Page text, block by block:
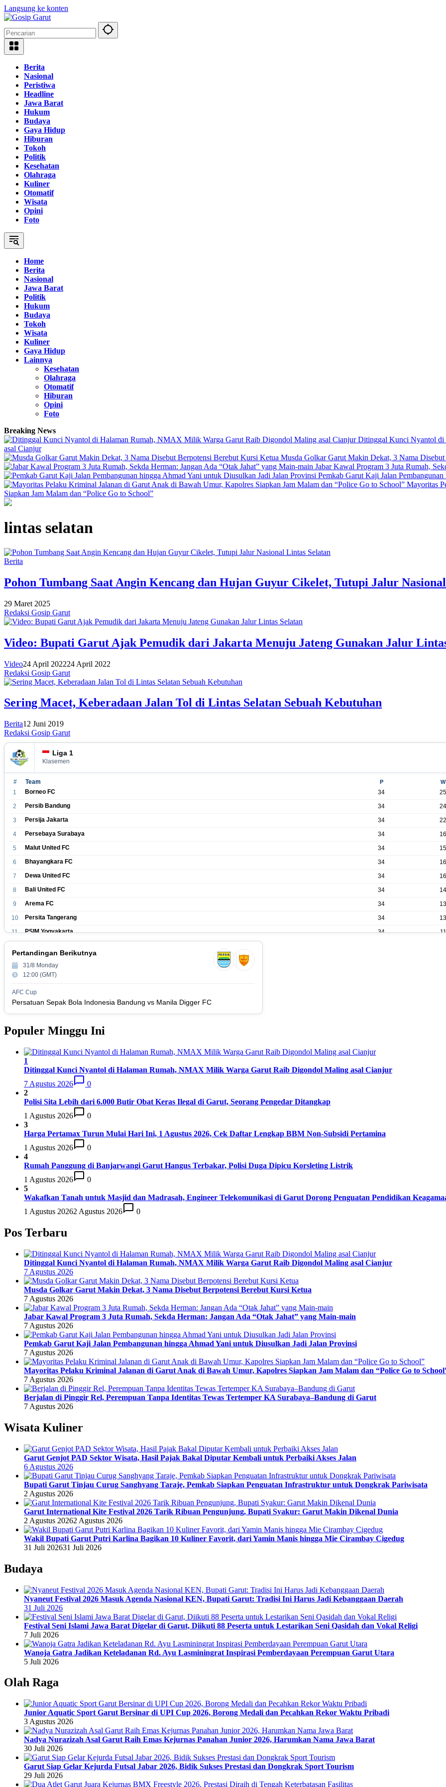
Langsung ke konten
Berita
Nasional
Peristiwa
Headline
Jawa Barat
Hukum
Budaya
Gaya Hidup
Hiburan
Tokoh
Politik
Kesehatan
Olahraga
Kuliner
Otomatif
Wisata
Opini
Foto
Home
Berita
Nasional
Jawa Barat
Politik
Hukum
Budaya
Tokoh
Wisata
Kuliner
Gaya Hidup
Lainnya
Kesehatan
Olahraga
Otomatif
Hiburan
Opini
Foto
Breaking News
Ditinggal Kunci Nyantol
asal Cianjur
Musda Golkar Garut Makin Dekat, 3 Nama
Jabar Kawal Program 3 Juta Rumah,
Pemkab Garut Kaji Jalan
Mayoritas
Siapkan Jam Malam dan “Police Go to School”
lintas selatan
Berita
Pohon Tumbang Saat Angin Kencang dan Hujan Guyur Cikelet, Tutupi Jalur
29 Maret 2025
Redaksi Gosip Garut
Video: Bupati Garut Ajak Pemudik dari Jakarta Menuju Jateng Gunakan Jalur
Video24 April 202224 April 2022
Redaksi Gosip Garut
Sering Macet, Keberadaan Jalan Tol di Lintas Selatan Sebuah Kebutuhan
Berita12 Juni 2019
Redaksi Gosip Garut
Liga 1
Klasemen
# Team P W
1 Borneo FC 34
25
2
Persib Bandung 34
24
3
Persija Jakarta 34
22
4
Persebaya Surabaya 34
16
5
Malut United FC 34
15
6
Bhayangkara FC 34
16
7
Dewa United FC 34
16
8
Bali United FC 34
14
9
Arema FC 34
13
10
Persita Tangerang 34
13
11
PSIM Yogyakarta 34
11
14
Madura United FC
16
Persis Solo
17
Semen Padang FC
18
PSBS Biak
Pertandingan Berikutnya
31/8 Monday
12:00 (GMT)
AFC Cup
Persatuan Sepak Bola Indonesia Bandung vs Manila Digger FC
Populer Minggu Ini
1
Ditinggal Kunci Nyantol di Halaman Rumah, NMAX Milik Warga Garut Raib Digondol Maling asal Cianjur
7 Agustus 2026
0
2
Polisi Sita Lebih dari 6.000 Butir Obat Keras Ilegal di Garut, Seorang Pengedar Ditangkap
1 Agustus 2026
0
3
Harga Pertamax Turun Mulai Hari Ini, 1 Agustus 2026, Cek Daftar Lengkap BBM Non-Subsidi Pertamina
1 Agustus 2026
0
4
Rumah Panggung di Banjarwangi Garut Hangus Terbakar, Polisi Duga Dipicu Korsleting Listrik
1 Agustus 2026
0
5
Wakafkan Tanah untuk Masjid dan Madrasah, Engineer Telekomunikasi di Garut Dorong Penguatan Pendidikan
1 Agustus 20262 Agustus 2026 0
Pos Terbaru
Ditinggal Kunci Nyantol di Halaman Rumah, NMAX Milik Warga Garut Raib Digondol Maling asal Cianjur
7 Agustus 2026
Musda Golkar Garut Makin Dekat, 3 Nama Disebut Berpotensi Berebut Kursi Ketua
7 Agustus 2026
Jabar Kawal Program 3 Juta Rumah, Sekda Herman: Jangan Ada “Otak Jahat” yang Main-main
7 Agustus 2026
Pemkab Garut Kaji Jalan Pembangunan hingga Ahmad Yani untuk Diusulkan Jadi Jalan Provinsi
7 Agustus 2026
Mayoritas Pelaku Kriminal Jalanan di Garut Anak di Bawah Umur, Kapolres Siapkan Jam Malam dan “Police Go to
7 Agustus 2026
Berjalan di Pinggir Rel, Perempuan Tanpa Identitas Tewas Tertemper KA Surabaya–Bandung di Garut
7 Agustus 2026
Wisata Kuliner
Garut Genjot PAD Sektor Wisata, Hasil Pajak Bakal Diputar Kembali untuk Perbaiki Akses Jalan
6 Agustus 2026
Bupati Garut Tinjau Curug Sanghyang Taraje, Pemkab Siapkan Penguatan Infrastruktur untuk Dongkrak Pariwisata
2 Agustus 2026
Garut International Kite Festival 2026 Tarik Ribuan Pengunjung, Bupati Syakur: Garut Makin Dikenal Dunia
2 Agustus 20262 Agustus 2026
Wakil Bupati Garut Putri Karlina Bagikan 10 Kuliner Favorit, dari Yamin Manis hingga Mie Cirambay Cigedug
31 Juli 202631 Juli 2026
Budaya
Nyaneut Festival 2026 Masuk Agenda Nasional KEN, Bupati Garut: Tradisi Ini Harus Jadi Kebanggaan Daerah
31 Juli 2026
Festival Seni Islami Jawa Barat Digelar di Garut, Diikuti 88 Peserta untuk Lestarikan Seni Qasidah dan Vokal Religi
7 Juli 2026
Wanoja Gatra Jadikan Keteladanan Rd. Ayu Lasminingrat Inspirasi Pemberdayaan Perempuan Garut Utara
5 Juli 2026
Olah Raga
Junior Aquatic Sport Garut Bersinar di UPI Cup 2026, Borong Medali dan Pecahkan Rekor Waktu Pribadi
3 Agustus 2026
Nadya Nurazizah Asal Garut Raih Emas Kejurnas Panahan Junior 2026, Harumkan Nama Jawa Barat
30 Juli 2026
Garut Siap Gelar Kejurda Futsal Jabar 2026, Bidik Sukses Prestasi dan Dongkrak Sport Tourism
29 Juli 2026